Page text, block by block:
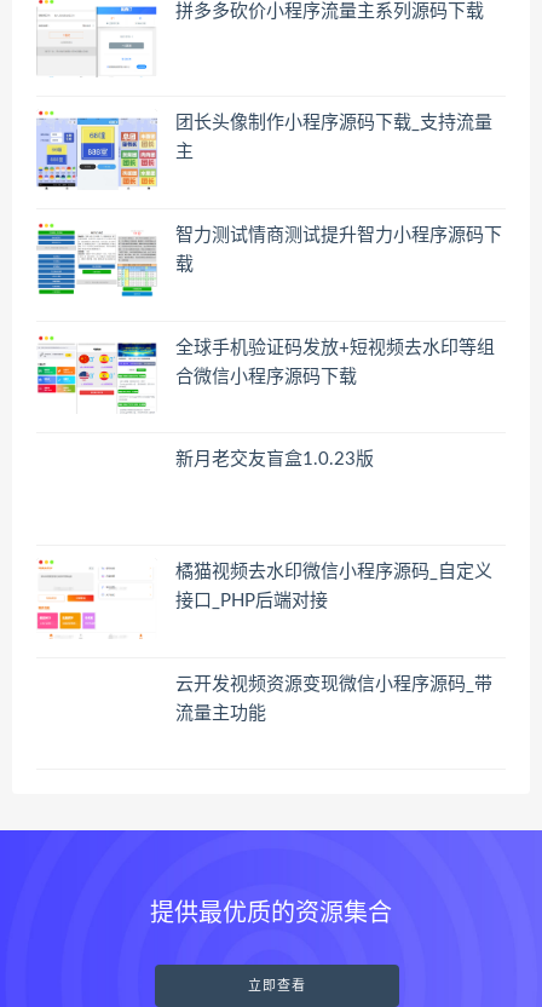
拼多多砍价小程序流量主系列源码下载
团长头像制作小程序源码下载_支持流量
主
智力测试情商测试提升智力小程序源码下
载
全球手机验证码发放+短视频去水印等组
合微信小程序源码下载
新月老交友盲盒1.0.23版
橘猫视频去水印微信小程序源码_自定义
接口_PHP后端对接
云开发视频资源变现微信小程序源码_带
流量主功能
提供最优质的资源集合
立即查看